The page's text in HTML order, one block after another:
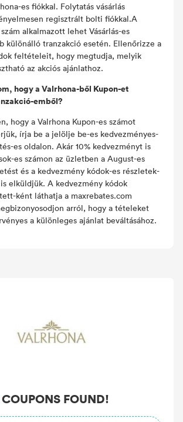
COUPONS FOUND!
es fiókkal. Folytatás vásárlás
regisztrált bolti fiókkal.A
alkalmazott lehet Vásárlás-es
különálló tranzakció esetén. Ellenőrizze a
feltételeit, hogy megtudja, melyik
az akciós ajánlathoz.
hogy a Valrhona-ből Kupon-et
emből?
hogy a Valrhona Kupon-es számot
írja be a jelölje be-es kedvezményes-
es oldalon. Akár 10% kedvezményt is
es számon az üzletben a August-es
és a kedvezmény kódok-es részletek-
elküldjük. A kedvezmény kódok
ként láthatja a maxrebates.com
arról, hogy a tételeket
a különleges ajánlat beváltásához.